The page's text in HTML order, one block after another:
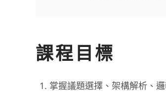
課程目標
掌握議題選擇、架構解析、